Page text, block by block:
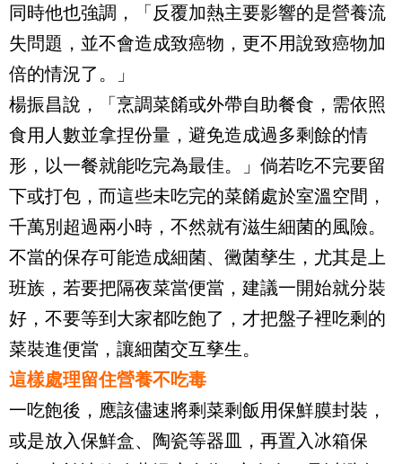
同時他也強調，「反覆加熱主要影響的是營養流
失問題，並不會造成致癌物，更不用說致癌物加
倍的情況了。」
楊振昌說，「烹調菜餚或外帶自助餐食，需依照
食用人數並拿捏份量，避免造成過多剩餘的情
形，以一餐就能吃完為最佳。」倘若吃不完要留
下或打包，而這些未吃完的菜餚處於室溫空間，
千萬別超過兩小時，不然就有滋生細菌的風險。
不當的保存可能造成細菌、黴菌孳生，尤其是上
班族，若要把隔夜菜當便當，建議一開始就分裝
好，不要等到大家都吃飽了，才把盤子裡吃剩的
菜裝進便當，讓細菌交互孳生。
這樣處理留住營養不吃毒
一吃飽後，應該儘速將剩菜剩飯用保鮮膜封裝，
或是放入保鮮盒、陶瓷等器皿，再置入冰箱保